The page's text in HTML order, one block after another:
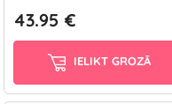
43.95 €
IELIKT GROZĀ